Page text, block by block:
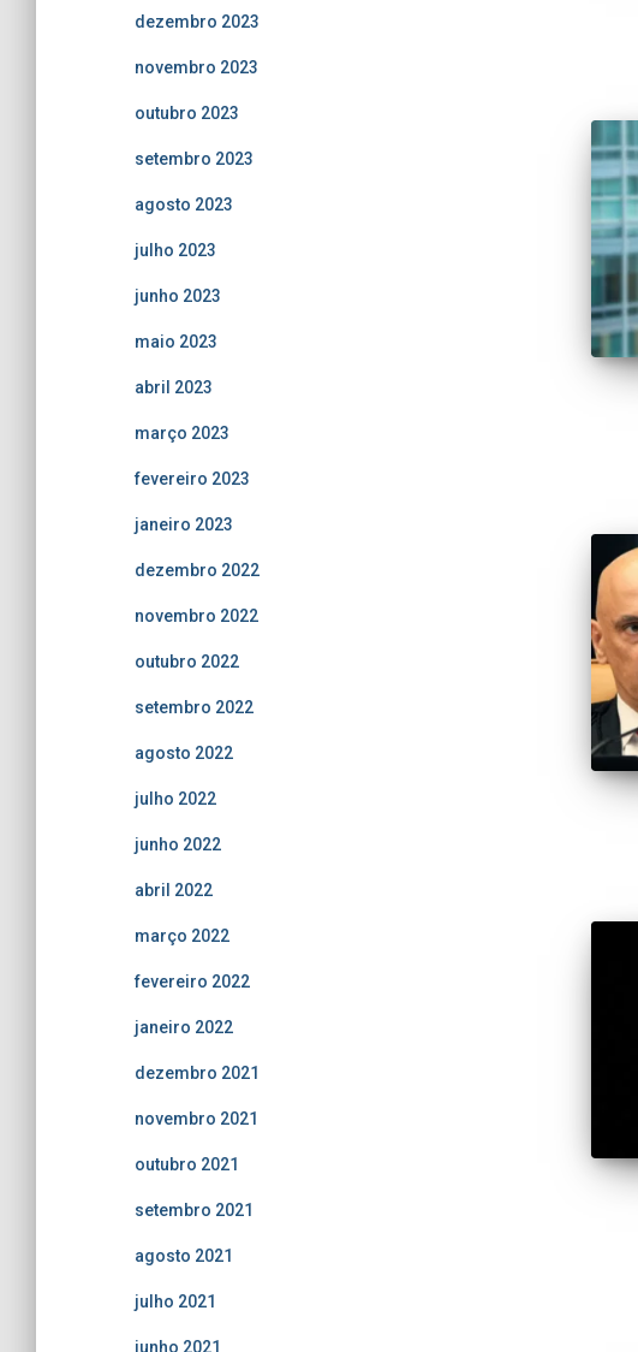
dezembro 2023
novembro 2023
outubro 2023
setembro 2023
agosto 2023
julho 2023
junho 2023
maio 2023
abril 2023
março 2023
fevereiro 2023
janeiro 2023
dezembro 2022
novembro 2022
outubro 2022
setembro 2022
agosto 2022
julho 2022
junho 2022
abril 2022
março 2022
fevereiro 2022
janeiro 2022
dezembro 2021
novembro 2021
outubro 2021
setembro 2021
agosto 2021
julho 2021
junho 2021